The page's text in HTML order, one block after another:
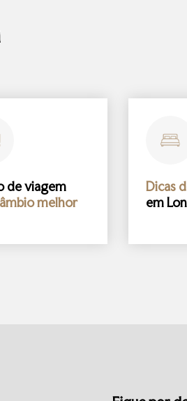
de viagem
melhor
Dicas
em